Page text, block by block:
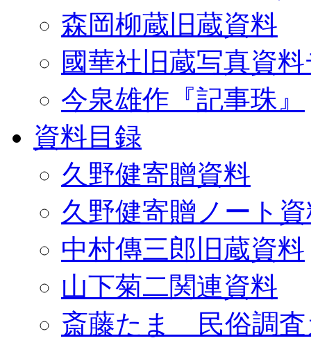
森岡柳蔵旧蔵資料
國華社旧蔵写真資
今泉雄作『記事珠』
資料目録
久野健寄贈資料
久野健寄贈ノート
中村傳三郎旧蔵資料
山下菊二関連資料
斎藤たま 民俗調査